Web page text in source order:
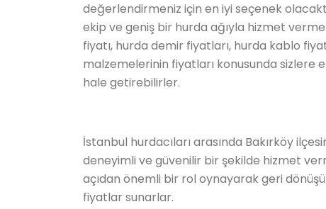
değerlendirmeniz için en iyi seçenek
ekip ve geniş bir hurda ağıyla hizmet
fiyatı, hurda demir fiyatları, hurda kablo
malzemelerinin fiyatları konusunda sizlere
hale getirebilirler.
İstanbul hurdacıları arasında Bakırköy
deneyimli ve güvenilir bir şekilde hizmet
açıdan önemli bir rol oynayarak geri
fiyatlar sunarlar.